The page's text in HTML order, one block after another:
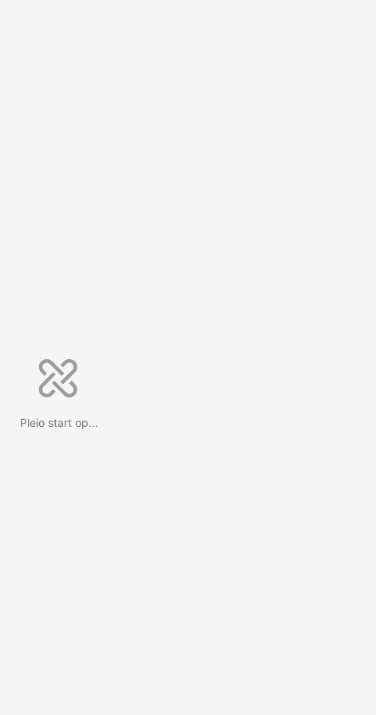
Pleio start op...